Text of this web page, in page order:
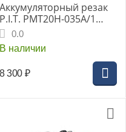
Аккумуляторный резак
P.I.T. PMT20H-035A/1
20В, Li-Ion 1х2Ач, ЗУ 3А,
кейс
0.0
В наличии
8 300 ₽